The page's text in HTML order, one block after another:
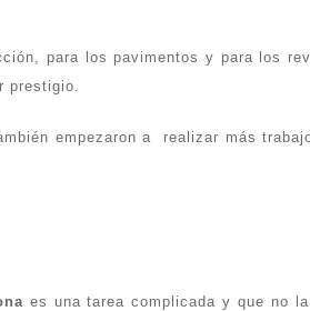
para los pavimentos y para los
prestigio.
empezaron a realizar más
es una tarea complicada y que no